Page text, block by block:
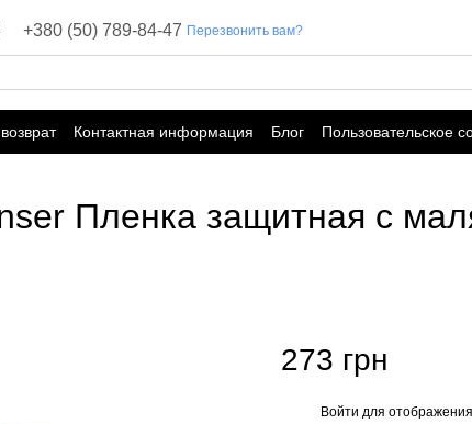
+380 (50) 789-84-47 Перезвонить вам?
Контактная информация Блог Пользовательское
Пленка защитная с
273 грн
Войти для